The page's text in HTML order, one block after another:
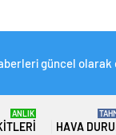
güncel olarak
ANLIK
HAVA